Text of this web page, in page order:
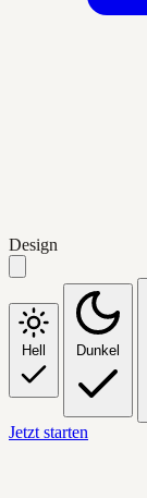
Design
Hell Dunkel
Jetzt starten